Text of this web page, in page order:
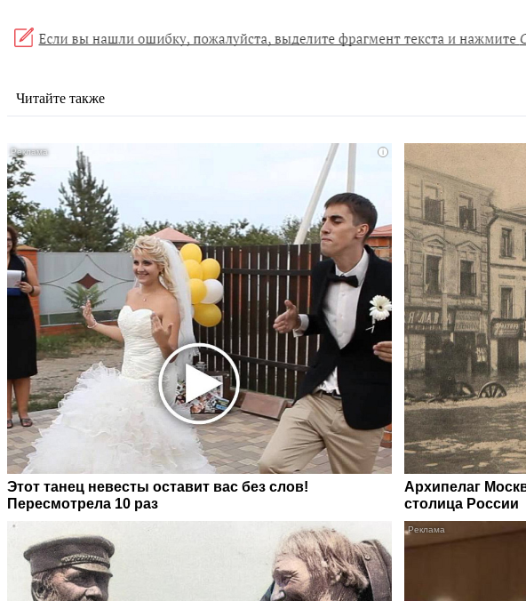
Читайте также
i
Этот танец невесты оставит вас без слов!
Пересмотрела 10 раз
Архипелаг
столица России